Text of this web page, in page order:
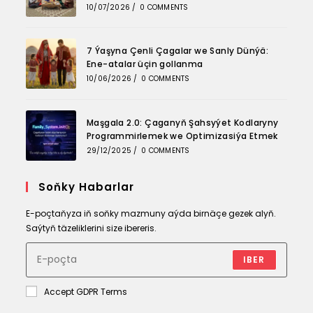
10/07/2026 / 0 COMMENTS
7 Ýaşyna Çenli Çagalar we Sanly Dünýä:
Ene-atalar üçin gollanma
10/06/2026 / 0 COMMENTS
Maşgala 2.0: Çaganyň Şahsyýet Kodlaryny
Programmirlemek we Optimizasiýa Etmek
29/12/2025 / 0 COMMENTS
Soňky Habarlar
E-poçtaňyza iň soňky mazmuny aýda birnäçe gezek alyň.
Saýtyň täzeliklerini size ibereris.
IBER
Accept GDPR Terms